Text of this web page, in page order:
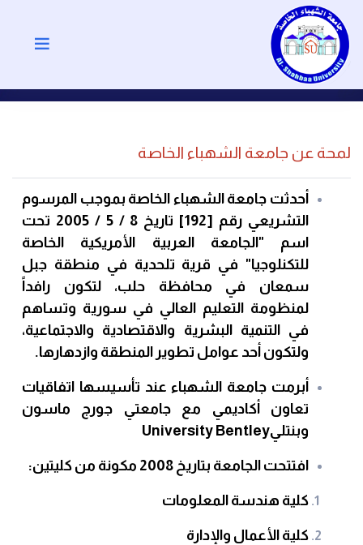
لمحة عن جامعة الشهباء الخاصة
أحدثت جامعة الشهباء الخاصة بموجب المرسوم
التشريعي رقم [192] تاريخ 8 / 5 / 2005 تحت
اسم "الجامعة العربية الأمريكية الخاصة
للتكنلوجيا" في قرية تلحدية في منطقة جبل
سمعان في محافظة حلب، لتكون رافداً
لمنظومة التعليم العالي في سورية وتساهم
في التنمية البشرية والاقتصادية والاجتماعية،
ولتكون أحد عوامل تطوير المنطقة وازدهارها.
أبرمت جامعة الشهباء عند تأسيسها اتفاقيات
تعاون أكاديمي مع جامعتي جورج ماسون
وبنتليBentley
University
افتتحت الجامعة بتاريخ 2008 مكونة من كليتين:
كلية هندسة المعلومات
كلية الأعمال والإدارة